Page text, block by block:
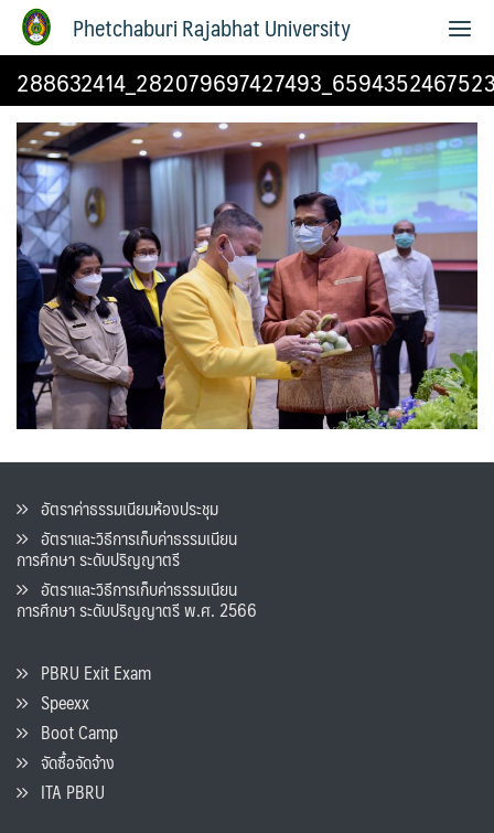
Phetchaburi Rajabhat University
อัตราค่าธรรมเนียมห้องประชุม
อัตราและวิธีการเก็บค่าธรรมเนียน
การศึกษา ระดับปริญญาตรี
อัตราและวิธีการเก็บค่าธรรมเนียน
การศึกษา ระดับปริญญาตรี พ.ศ. 2566
PBRU Exit Exam
Speexx
Boot Camp
จัดซื้อจัดจ้าง
ITA PBRU